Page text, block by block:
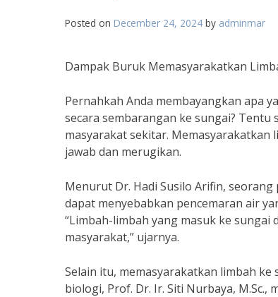
Posted on December 24, 2024 by adminmar
Dampak Buruk Memasyarakatkan
Pernahkah Anda membayangkan apa
secara sembarangan ke sungai?
masyarakat sekitar.
jawab dan merugikan.
Menurut Dr. Hadi Susilo Arifin,
dapat menyebabkan pencemaran air
“Limbah-limbah yang masuk ke
masyarakat,” ujarnya.
Selain itu, memasyarakatkan limbah ke
biologi, Prof. Dr. Ir. Siti Nurbaya,